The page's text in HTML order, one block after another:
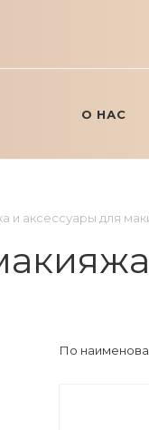
О НАС
и аксессуары для
По